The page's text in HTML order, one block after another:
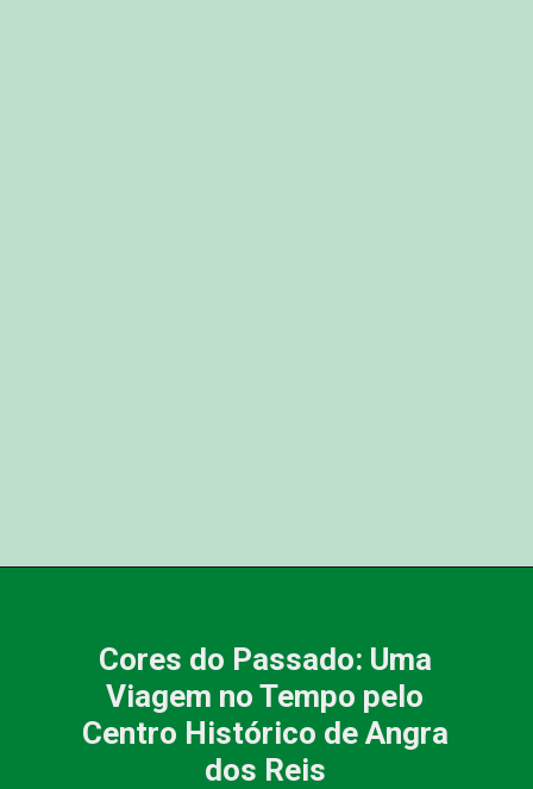
Cores do Passado: Uma
Viagem no Tempo pelo
Centro Histórico de Angra
dos Reis